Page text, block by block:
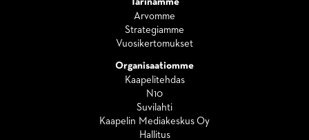
Arvomme
Strategiamme
Vuosikertomukset
Organisaatiomme
Kaapelitehdas
N10
Suvilahti
Kaapelin Mediakeskus Oy
Hallitus